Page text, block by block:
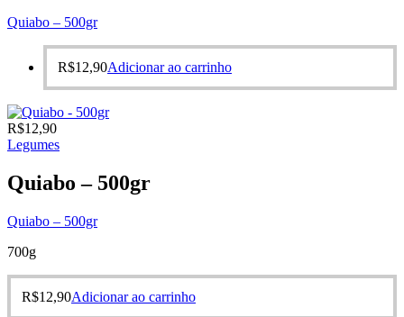
Quiabo – 500gr
R$12,90Adicionar ao carrinho
R$12,90
Legumes
Quiabo – 500gr
Quiabo – 500gr
700g
R$12,90Adicionar ao carrinho